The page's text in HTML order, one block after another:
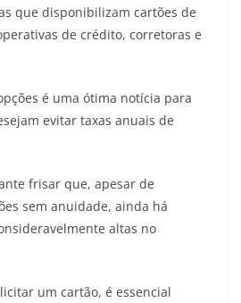
que disponibilizam cartões de
de crédito, corretoras e
é uma ótima notícia para
evitar taxas anuais de
frisar que, apesar de
sem anuidade, ainda há
altas no
um cartão, é essencial